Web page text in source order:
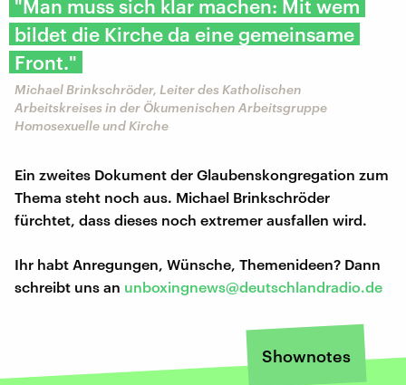
"Man muss sich klar machen: Mit wem
bildet die Kirche da eine gemeinsame
Front."
Michael Brinkschröder, Leiter des Katholischen
Arbeitskreises in der Ökumenischen Arbeitsgruppe
Homosexuelle und Kirche
Ein zweites Dokument der Glaubenskongregation zum
Thema steht noch aus. Michael Brinkschröder
fürchtet, dass dieses noch extremer ausfallen wird.
Ihr habt Anregungen, Wünsche, Themenideen? Dann
schreibt uns an unboxingnews@deutschlandradio.de
Shownotes